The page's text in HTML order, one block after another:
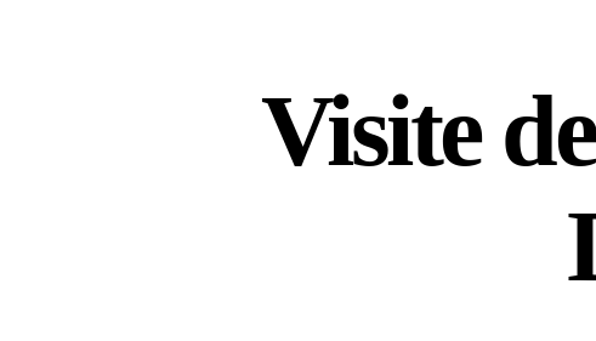
Visite